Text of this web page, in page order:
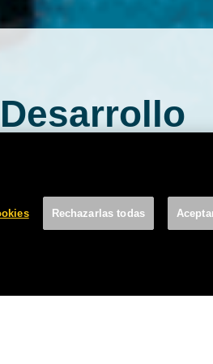
para
Rechazarlas todas